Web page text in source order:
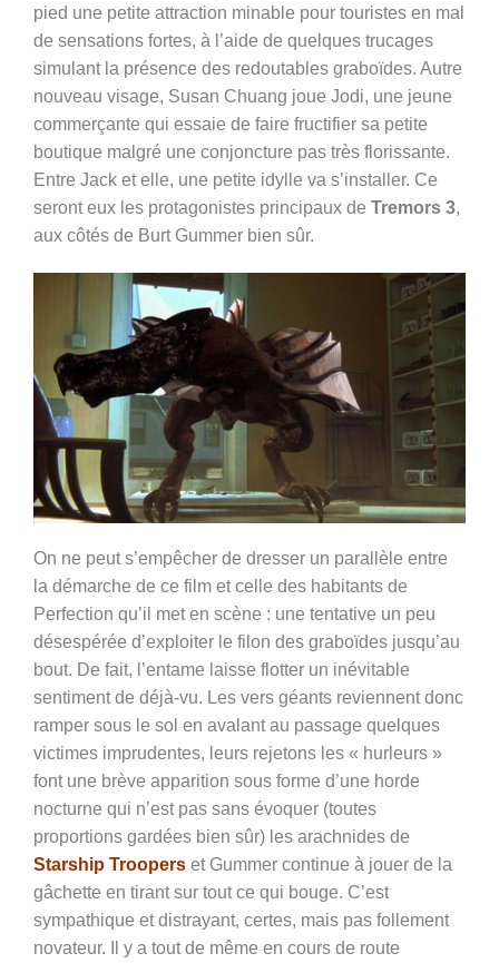
pied une petite attraction minable pour touristes en mal
de sensations fortes, à l’aide de quelques trucages
simulant la présence des redoutables graboïdes. Autre
nouveau visage, Susan Chuang joue Jodi, une jeune
commerçante qui essaie de faire fructifier sa petite
boutique malgré une conjoncture pas très florissante.
Entre Jack et elle, une petite idylle va s’installer. Ce
seront eux les protagonistes principaux de Tremors 3,
aux côtés de Burt Gummer bien sûr.
On ne peut s’empêcher de dresser un parallèle entre
la démarche de ce film et celle des habitants de
Perfection qu’il met en scène : une tentative un peu
désespérée d’exploiter le filon des graboïdes jusqu’au
bout. De fait, l’entame laisse flotter un inévitable
sentiment de déjà-vu. Les vers géants reviennent donc
ramper sous le sol en avalant au passage quelques
victimes imprudentes, leurs rejetons les « hurleurs »
font une brève apparition sous forme d’une horde
nocturne qui n’est pas sans évoquer (toutes
proportions gardées bien sûr) les arachnides de
Starship Troopers et Gummer continue à jouer de la
gâchette en tirant sur tout ce qui bouge. C’est
sympathique et distrayant, certes, mais pas follement
novateur. Il y a tout de même en cours de route